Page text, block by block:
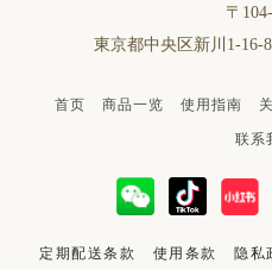
〒
東京都中央区新川1-16-
首页 商品一览 使用指南
联系
定期配送条款 使用条款 隐私